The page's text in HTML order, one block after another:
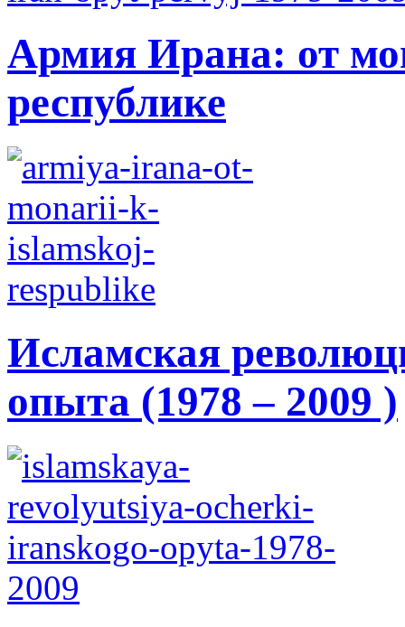
Армия Ирана: от
республике
Исламская
опыта (1978 – 2009 )